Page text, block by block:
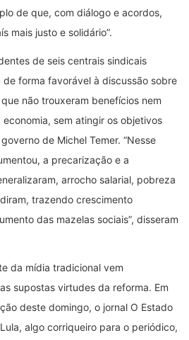
de que, com diálogo e acordos,
mais justo e solidário”.
de seis centrais sindicais
forma favorável à discussão sobre
não trouxeram benefícios nem
sem atingir os objetivos
de Michel Temer. “Nesse
a precarização e a
arrocho salarial, pobreza
trazendo crescimento
das mazelas sociais”, disseram
da mídia tradicional vem
supostas virtudes da reforma. Em
deste domingo, o jornal O Estado
algo corriqueiro para o periódico,